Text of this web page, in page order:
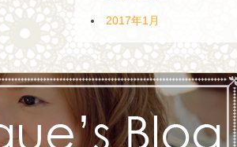
2017年1月